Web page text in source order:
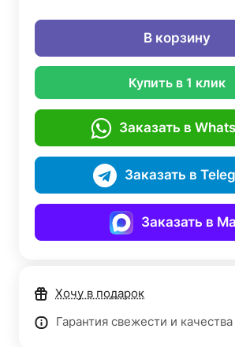
В корзину
Купить в 1 клик
Заказать в
Заказать в
Заказать в
Хочу в подарок
Гарантия свежести и качества